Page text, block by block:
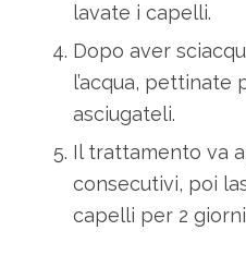
lavate i capelli.
Dopo aver
l’acqua, pettinate
asciugateli.
Il trattamento va
consecutivi, poi
capelli per 2